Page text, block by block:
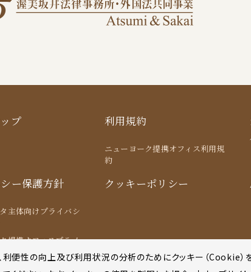
プ 利用規約
ニューヨーク提携オフィス利用規
約
ー保護方針
主体向けプライバシ
提携オフィスプライ
針
クッキーポリシー
利便性の向上及び利用状況の分析のためにクッキー（Cookie）